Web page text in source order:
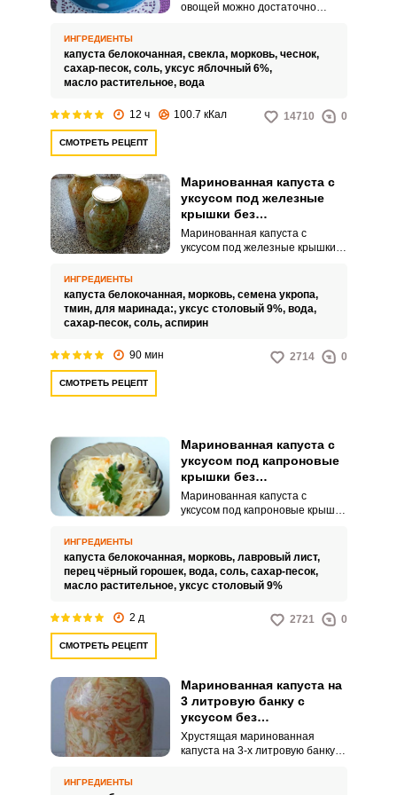
овощей можно достаточно
мясным блюдам, да и не только.
Капуста и овощи очень тонко
нарезаются, заливаются
ИНГРЕДИЕНТЫ
капуста белокочанная, свекла, морковь, чеснок,
сахар-песок, соль, уксус яблочный 6%,
масло растительное, вода
12 ч 100.7 кКал 14710 0
СМОТРЕТЬ РЕЦЕПТ
Маринованная капуста с
уксусом под железные
крышки без
стерилизации на зиму
Маринованная капуста с
уксусом под железные крышки
ленивых хозяек. Приготовление
зимней консервации не
доставит никаких неудобств.
ИНГРЕДИЕНТЫ
капуста белокочанная, морковь, семена укропа,
тмин, для маринада:, уксус столовый 9%, вода,
сахар-песок, соль, аспирин
90 мин 2714 0
СМОТРЕТЬ РЕЦЕПТ
Маринованная капуста с
уксусом под капроновые
крышки без
стерилизации на зиму в
банках
Маринованная капуста с
уксусом под капроновые крышки
удивительной сочностью и
насыщенным вкусом. Такая
аппетитная закуска дополнит
стола, также ее просто можно
ИНГРЕДИЕНТЫ
капуста белокочанная, морковь, лавровый лист,
перец чёрный горошек, вода, соль, сахар-песок,
масло растительное, уксус столовый 9%
2 д 2721 0
СМОТРЕТЬ РЕЦЕПТ
Маринованная капуста на
3 литровую банку с
уксусом без
стерилизации на зиму
Хрустящая маринованная
капуста на 3-х литровую банку с
ИНГРЕДИЕНТЫ
или